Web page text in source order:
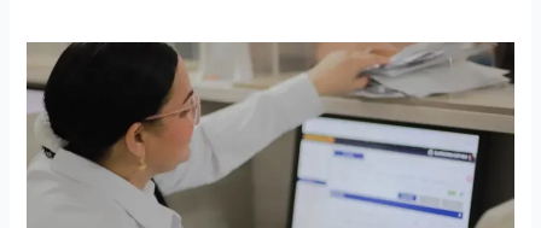
Cajacopi
EPS
amplió
atención
a